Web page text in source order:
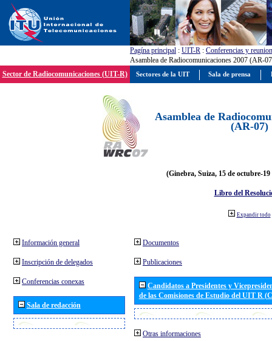
Pagína principal : UIT-R : Conferencias y
Asamblea de Radiocomunicaciones 2007 (AR-
Sector de Radiocomunicaciones (UIT-R)
Asamblea de
(AR-07)
(Ginebra, Suiza, 15 de octubre-19
Libro del
Expandir todo
Información general
Inscripción de delegados
Conferencias conexas
Sala de redacción
Documentos
Publicaciones
Candidatos a Presidentes y
de las Comisiones de Estudio del UIT R
Otras informaciones
Sectores de la UIT Sala de prensa